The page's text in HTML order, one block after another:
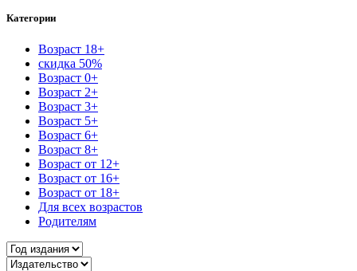
Категории
Возраст 18+
скидка 50%
Возраст 0+
Возраст 2+
Возраст 3+
Возраст 5+
Возраст 6+
Возраст 8+
Возраст от 12+
Возраст от 16+
Возраст от 18+
Для всех возрастов
Родителям